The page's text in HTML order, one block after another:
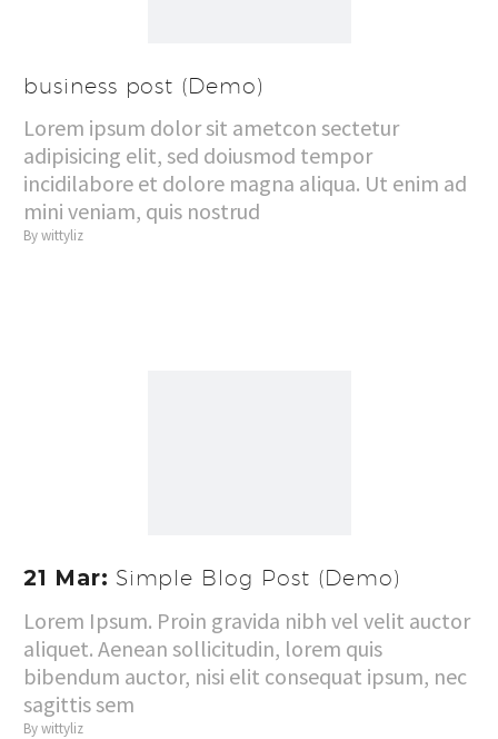
business post (Demo)
Lorem ipsum dolor sit ametcon sectetur
adipisicing elit, sed doiusmod tempor
incidilabore et dolore magna aliqua. Ut enim ad
mini veniam, quis nostrud
By wittyliz
21 Mar: Simple Blog Post (Demo)
Lorem Ipsum. Proin gravida nibh vel velit auctor
aliquet. Aenean sollicitudin, lorem quis
bibendum auctor, nisi elit consequat ipsum, nec
sagittis sem
By wittyliz